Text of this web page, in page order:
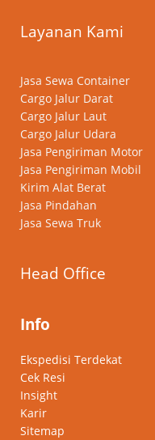
Layanan Kami
Jasa Sewa Container
Cargo Jalur Darat
Cargo Jalur Laut
Cargo Jalur Udara
Jasa Pengiriman Motor
Jasa Pengiriman Mobil
Kirim Alat Berat
Jasa Pindahan
Jasa Sewa Truk
Head Office
Info
Ekspedisi Terdekat
Cek Resi
Insight
Karir
Sitemap